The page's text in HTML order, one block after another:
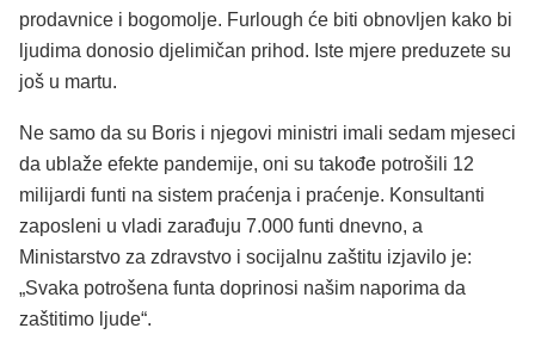
prodavnice i bogomolje. Furlough će biti obnovljen kako bi
ljudima donosio djelimičan prihod. Iste mjere preduzete su
još u martu.
Ne samo da su Boris i njegovi ministri imali sedam mjeseci
da ublaže efekte pandemije, oni su takođe potrošili 12
milijardi funti na sistem praćenja i praćenje. Konsultanti
zaposleni u vladi zarađuju 7.000 funti dnevno, a
Ministarstvo za zdravstvo i socijalnu zaštitu izjavilo je:
„Svaka potrošena funta doprinosi našim naporima da
zaštitimo ljude“.